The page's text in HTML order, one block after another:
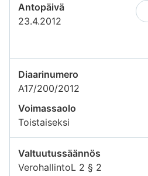
Antopäivä
23.4.2012
Diaarinumero
A17/200/2012
Voimassaolo
Toistaiseksi
Valtuutussäännös
VerohallintoL 2 § 2